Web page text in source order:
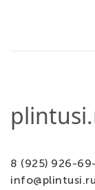
8 (925) 926-
info@plintusi.ru